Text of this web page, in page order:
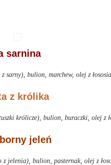
sarnina
sarny), bulion, marchew, olej z
z królika
królicze), bulion, buraczki, olej z
jeleń
z jelenia), bulion, pasternak, olej z